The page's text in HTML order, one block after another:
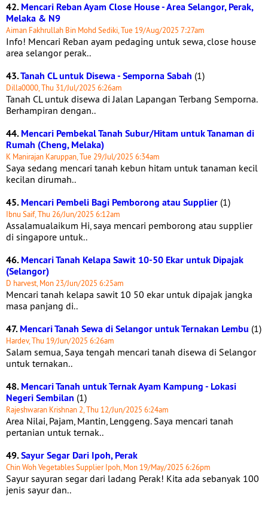
42.Mencari Reban Ayam Close House - Area Selangor, Perak,
Melaka & N9
Aiman Fakhrullah Bin Mohd Sediki, Tue 19/Aug/2025 7:27am
Info! Mencari Reban ayam pedaging untuk sewa, close house
area selangor perak..
43.Tanah CL untuk Disewa - Semporna Sabah (1)
Dilla0000, Thu 31/Jul/2025 6:26am
Tanah CL untuk disewa di Jalan Lapangan Terbang Semporna.
Berhampiran dengan..
44.Mencari Pembekal Tanah Subur/Hitam untuk Tanaman di
Rumah (Cheng, Melaka)
K Manirajan Karuppan, Tue 29/Jul/2025 6:34am
Saya sedang mencari tanah kebun hitam untuk tanaman kecil
kecilan dirumah..
45.Mencari Pembeli Bagi Pemborong atau Supplier (1)
Ibnu Saif, Thu 26/Jun/2025 6:12am
Assalamualaikum Hi, saya mencari pemborong atau supplier
di singapore untuk..
46.Mencari Tanah Kelapa Sawit 10-50 Ekar untuk Dipajak
(Selangor)
D harvest, Mon 23/Jun/2025 6:25am
Mencari tanah kelapa sawit 10 50 ekar untuk dipajak jangka
masa panjang di..
47.Mencari Tanah Sewa di Selangor untuk Ternakan Lembu (1)
Hardev, Thu 19/Jun/2025 6:26am
Salam semua, Saya tengah mencari tanah disewa di Selangor
untuk ternakan..
48.Mencari Tanah untuk Ternak Ayam Kampung - Lokasi
Negeri Sembilan (1)
Rajeshwaran Krishnan 2, Thu 12/Jun/2025 6:24am
Area Nilai, Pajam, Mantin, Lenggeng. Saya mencari tanah
pertanian untuk ternak..
49.Sayur Segar Dari Ipoh, Perak
Chin Woh Vegetables Supplier Ipoh, Mon 19/May/2025 6:26pm
Sayur sayuran segar dari ladang Perak! Kita ada sebanyak 100
jenis sayur dan..